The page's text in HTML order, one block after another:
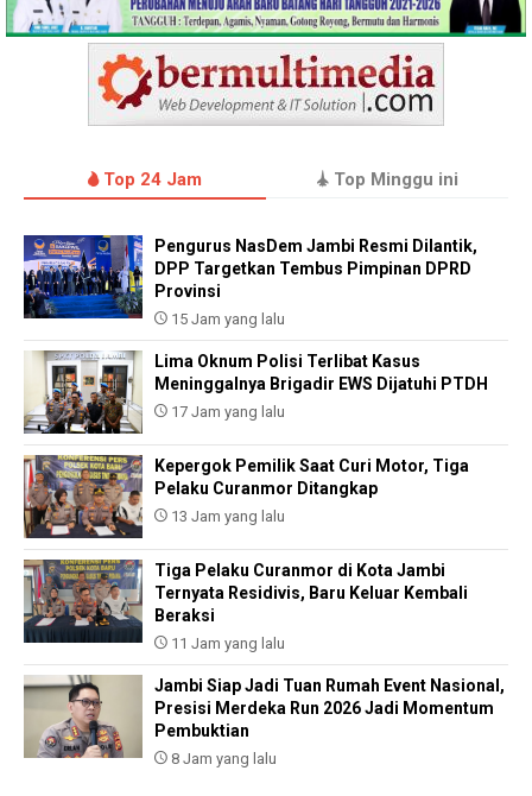
Top 24 Jam Top Minggu ini
Pengurus NasDem Jambi Resmi Dilantik,
DPP Targetkan Tembus Pimpinan DPRD
Provinsi
15 Jam yang lalu
Lima Oknum Polisi Terlibat Kasus
Meninggalnya Brigadir EWS Dijatuhi PTDH
17 Jam yang lalu
Kepergok Pemilik Saat Curi Motor, Tiga
Pelaku Curanmor Ditangkap
13 Jam yang lalu
Tiga Pelaku Curanmor di Kota Jambi
Ternyata Residivis, Baru Keluar Kembali
Beraksi
11 Jam yang lalu
Jambi Siap Jadi Tuan Rumah Event Nasional,
Presisi Merdeka Run 2026 Jadi Momentum
Pembuktian
8 Jam yang lalu